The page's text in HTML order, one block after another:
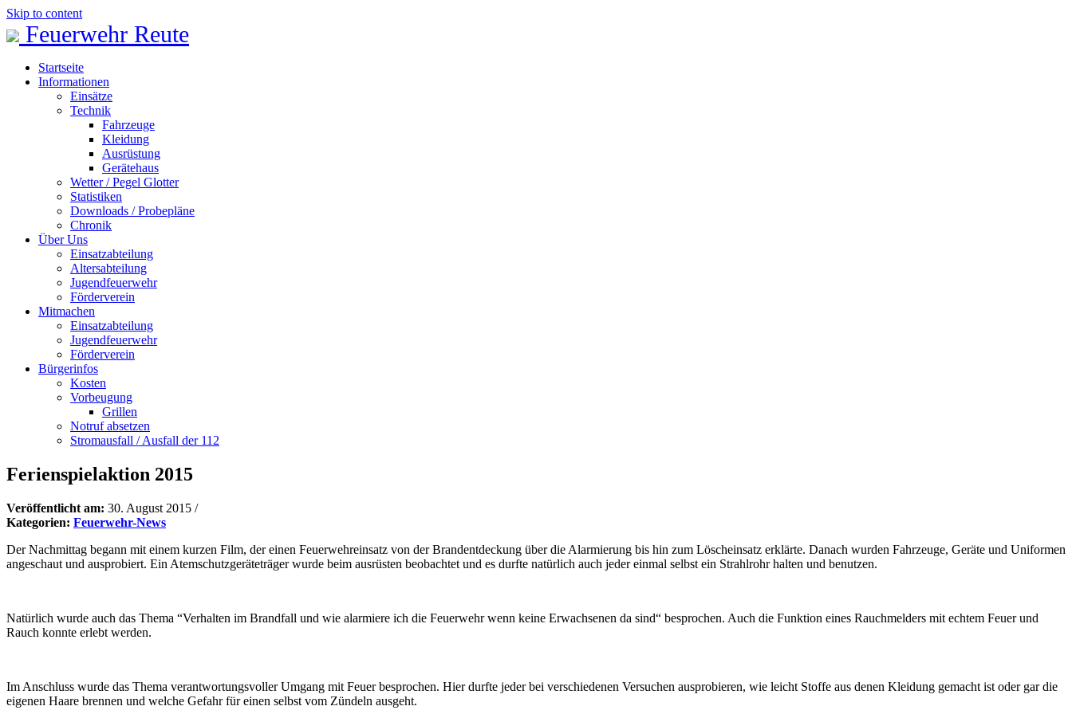
Skip to content
Feuerwehr Reute
Startseite
Informationen
Einsätze
Technik
Fahrzeuge
Kleidung
Ausrüstung
Gerätehaus
Wetter / Pegel Glotter
Statistiken
Downloads / Probepläne
Chronik
Über Uns
Einsatzabteilung
Altersabteilung
Jugendfeuerwehr
Förderverein
Mitmachen
Einsatzabteilung
Jugendfeuerwehr
Förderverein
Bürgerinfos
Kosten
Vorbeugung
Grillen
Notruf absetzen
Stromausfall / Ausfall der 112
Ferienspielaktion 2015
Veröffentlicht am: 30. August 2015 /
Kategorien: Feuerwehr-News
Der Nachmittag begann mit einem kurzen Film, der einen Feuerwehreinsatz von der Brandentdeckung über die Alarmierung bis hin zum Löscheinsatz erklärte. Danach wurden Fahrzeuge, Geräte und Uniformen
angeschaut und ausprobiert. Ein Atemschutzgeräteträger wurde beim ausrüsten beobachtet und es durfte natürlich auch jeder einmal selbst ein Strahlrohr halten und benutzen.
Natürlich wurde auch das Thema “Verhalten im Brandfall und wie alarmiere ich die Feuerwehr wenn keine Erwachsenen da sind“ besprochen. Auch die Funktion eines Rauchmelders mit echtem Feuer und
Rauch konnte erlebt werden.
Im Anschluss wurde das Thema verantwortungsvoller Umgang mit Feuer besprochen. Hier durfte jeder bei verschiedenen Versuchen ausprobieren, wie leicht Stoffe aus denen Kleidung gemacht ist oder gar die
eigenen Haare brennen und welche Gefahr für einen selbst vom Zündeln ausgeht.